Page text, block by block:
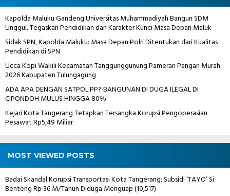
Kapolda Maluku Gandeng Universitas Muhammadiyah Bangun SDM
Unggul, Tegaskan Pendidikan dan Karakter Kunci Masa Depan Maluk
Sidak SPN, Kapolda Maluku: Masa Depan Polri Ditentukan dari Kualitas
Pendidikan di SPN
Ucca Kopi Wakili Kecamatan Tanggunggunung Pameran Pangan Murah
2026 Kabupaten Tulungagung
ADA APA DENGAN SATPOL PP? BANGUNAN DI DUGA ILEGAL DI
CIPONDOH MULUS HINGGA 80℅
Kejari Kota Tangerang Tetapkan Tersangka Korupsi Pengoperasian
Pesawat Rp5,49 Miliar
MOST VIEWED POSTS
Badai Skandal Korupsi Transportasi Kota Tangerang: Subsidi ‘TAYO’ Si
Benteng Rp 36 M/Tahun Diduga Menguap(10,517)